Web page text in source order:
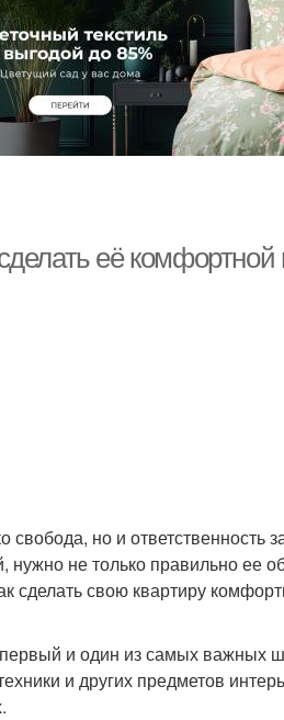
её
свобода, но и ответственность
не только правильно ее
сделать свою квартиру
и один из самых важных
и других предметов